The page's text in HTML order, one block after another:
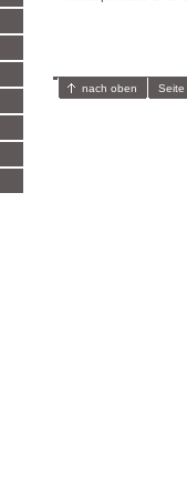
nach oben Seite